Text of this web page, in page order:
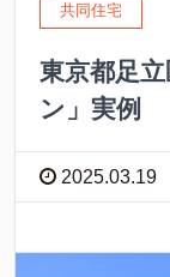
共同住宅
東京都足
ン」実例
2025.03.19